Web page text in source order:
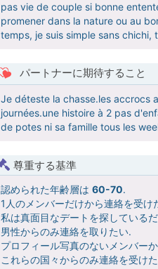
pas vie de couple si bonne
promener dans la nature ou au
temps, je suis simple sans chichi,
パートナーに期待すること
Je déteste la chasse.les accrocs
journées.une histoire à 2 pas
de potes ni sa famille tous les
尊重する基準
認められた年齢層は 60-70.
1人のメンバーだけから連絡を受け
私は真面目なデートを探している
男性からのみ連絡を取りたい.
プロフィール写真のないメンバー
これらの国々からのみ連絡を受け